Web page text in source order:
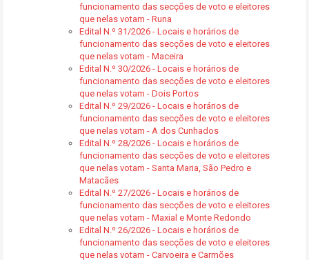
funcionamento das secções de voto e eleitores
que nelas votam - Runa
Edital N.º 31/2026 - Locais e horários de
funcionamento das secções de voto e eleitores
que nelas votam - Maceira
Edital N.º 30/2026 - Locais e horários de
funcionamento das secções de voto e eleitores
que nelas votam - Dois Portos
Edital N.º 29/2026 - Locais e horários de
funcionamento das secções de voto e eleitores
que nelas votam - A dos Cunhados
Edital N.º 28/2026 - Locais e horários de
funcionamento das secções de voto e eleitores
que nelas votam - Santa Maria, São Pedro e
Matacães
Edital N.º 27/2026 - Locais e horários de
funcionamento das secções de voto e eleitores
que nelas votam - Maxial e Monte Redondo
Edital N.º 26/2026 - Locais e horários de
funcionamento das secções de voto e eleitores
que nelas votam - Carvoeira e Carmões